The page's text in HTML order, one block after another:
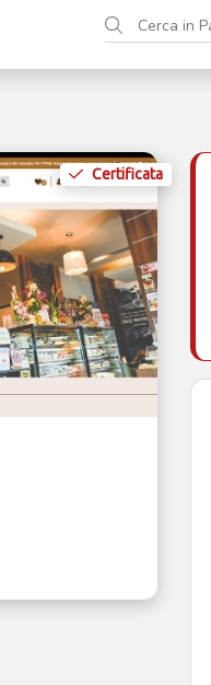
Certificata